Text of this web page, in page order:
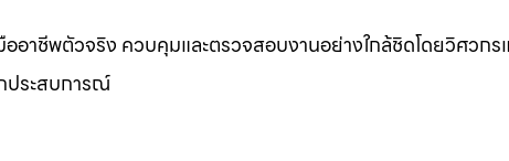
าชีพตัวจริง ควบคุมและตรวจสอบงานอย่างใกล้ชิดโดยวิศวกร
ประสบการณ์